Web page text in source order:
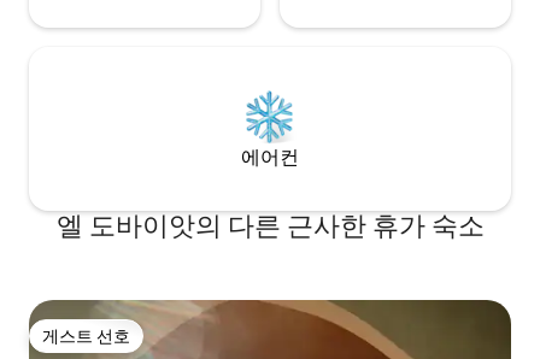
에어컨
엘 도바이앗의 다른 근사한 휴가 숙소
게스트 선호
게스트 선호